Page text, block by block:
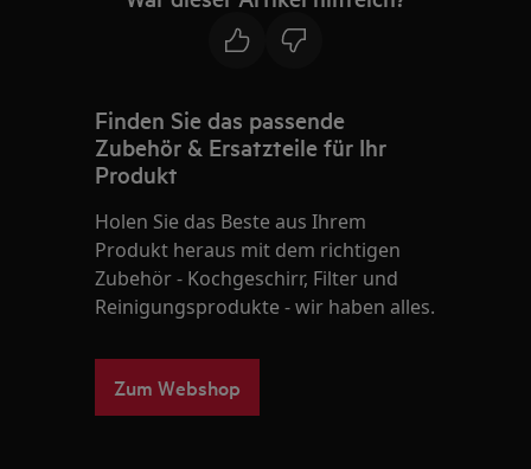
Finden Sie das passende
Zubehör & Ersatzteile für Ihr
Produkt
Holen Sie das Beste aus Ihrem
Produkt heraus mit dem richtigen
Zubehör - Kochgeschirr, Filter und
Reinigungsprodukte - wir haben alles.
Zum Webshop